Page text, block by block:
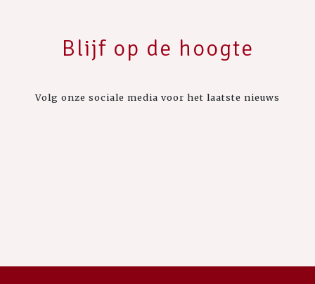
Blijf op de hoogte
Volg onze sociale media voor het laatste nieuws